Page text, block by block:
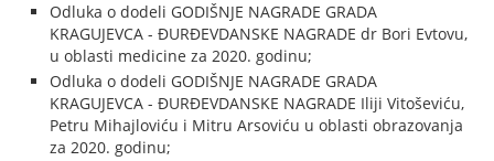
Odluka o dodeli GODIŠNJE NAGRADE GRADA
KRAGUJEVCA - ĐURĐEVDANSKE NAGRADE dr Bori Evtovu,
u oblasti medicine za 2020. godinu;
Odluka o dodeli GODIŠNJE NAGRADE GRADA
KRAGUJEVCA - ĐURĐEVDANSKE NAGRADE Iliji Vitoševiću,
Petru Mihajloviću i Mitru Arsoviću u oblasti obrazovanja
za 2020. godinu;